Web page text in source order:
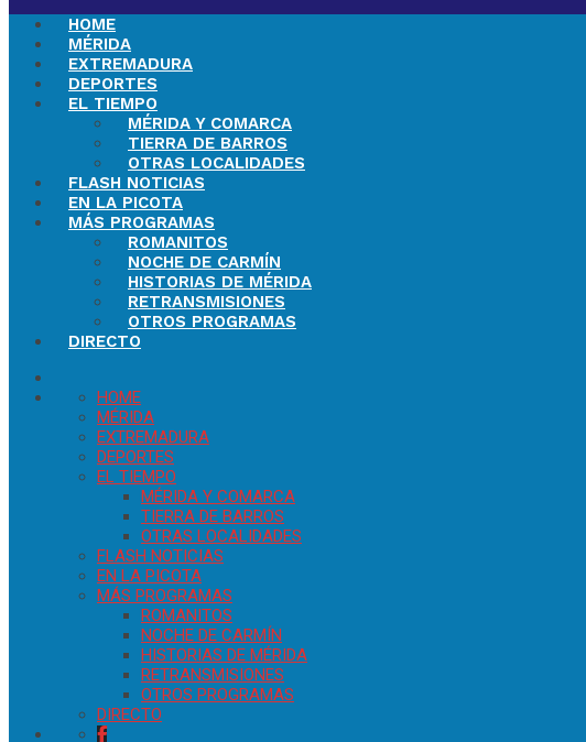
HOME
MÉRIDA
EXTREMADURA
DEPORTES
EL TIEMPO
MÉRIDA Y COMARCA
TIERRA DE BARROS
OTRAS LOCALIDADES
FLASH NOTICIAS
EN LA PICOTA
MÁS PROGRAMAS
ROMANITOS
NOCHE DE CARMÍN
HISTORIAS DE MÉRIDA
RETRANSMISIONES
OTROS PROGRAMAS
DIRECTO
HOME
MÉRIDA
EXTREMADURA
DEPORTES
EL TIEMPO
MÉRIDA Y COMARCA
TIERRA DE BARROS
OTRAS LOCALIDADES
FLASH NOTICIAS
EN LA PICOTA
MÁS PROGRAMAS
ROMANITOS
NOCHE DE CARMÍN
HISTORIAS DE MÉRIDA
RETRANSMISIONES
OTROS PROGRAMAS
DIRECTO